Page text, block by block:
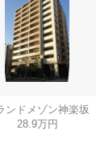
ンドメゾン神楽坂
28.9万円